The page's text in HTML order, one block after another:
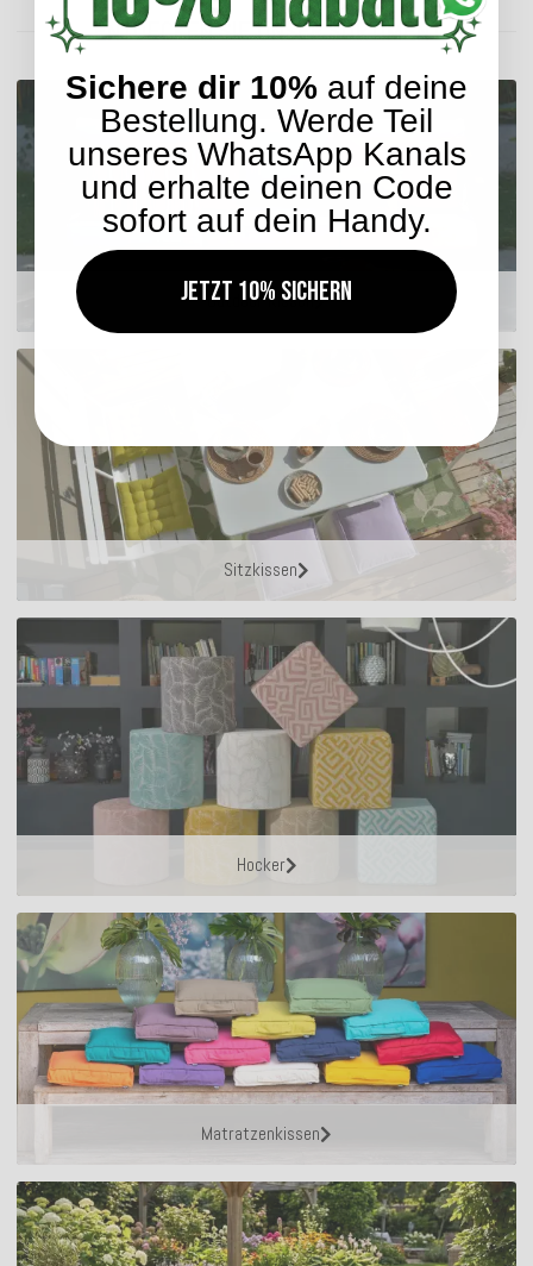
ENTDECKEN SIE UNSER SORTIMENT
Outdoor Kissen
Sitzkissen
Hocker
Matratzenkissen
Sichere dir 10% auf deine
Bestellung. Werde Teil
unseres WhatsApp Kanals
und erhalte deinen Code
sofort auf dein Handy.
Jetzt 10% sichern